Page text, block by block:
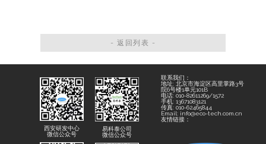
- 返回列表 -
西安研发中心
微信公众号
易科泰公司
微信公众号
联系我们：
地址: 北京市海淀区高里掌路3号
院6号楼1单元101B
电话: 010-82611269/1572
手机: 13671083121
传真: 010-62465844
Email: info@eco-tech.com.cn
友情链接：